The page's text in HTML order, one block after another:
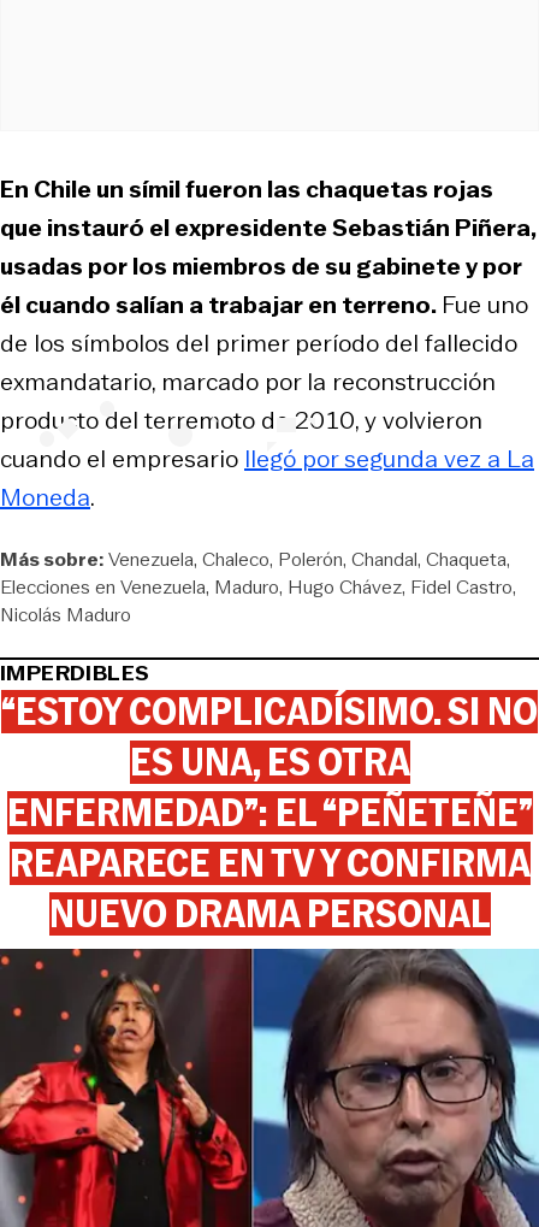
En Chile un símil fueron las chaquetas rojas
que instauró el expresidente Sebastián Piñera,
usadas por los miembros de su gabinete y por
él cuando salían a trabajar en terreno. Fue uno
de los símbolos del primer período del fallecido
exmandatario, marcado por la reconstrucción
producto del terremoto de 2010, y volvieron
cuando el empresario llegó por segunda vez a La
Moneda.
Más sobre:Venezuela Chaleco Polerón Chandal Chaqueta
Elecciones en Venezuela Maduro Hugo Chávez Fidel Castro
Nicolás Maduro
IMPERDIBLES
“ESTOY COMPLICADÍSIMO. SI NO
ES UNA, ES OTRA
ENFERMEDAD”: EL “PEÑETEÑE”
REAPARECE EN TV Y CONFIRMA
NUEVO DRAMA PERSONAL